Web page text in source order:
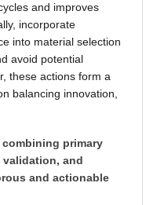
and improves
incorporate
into material selection
avoid potential
these actions form a
balancing innovation,
primary
validation, and
and actionable